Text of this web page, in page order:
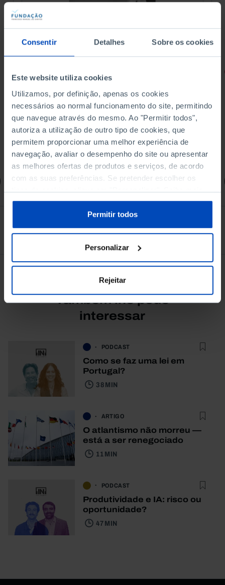
Consentir Detalhes Sobre os cookies
Este website utiliza cookies
Utilizamos, por definição, apenas os cookies
necessários ao normal funcionamento do site, permitindo
que navegue através do mesmo. Ao "Permitir todos",
autoriza a utilização de outro tipo de cookies, que
permitem proporcionar uma melhor experiência de
navegação, avaliar o desempenho do site ou apresentar
as melhores ofertas de produtos e serviços, de acordo
com as suas preferências. Se pretender escolher os
tipos de cookies, clique em "Personalizar". Saiba mais
sobre cookies através da gestão de preferências ou da
Política de Cookies.
Permitir todos
Personalizar
Rejeitar
Promessas do Futebol
4,50 € 5,00 € -10%
Comprar
Ver todos
Também lhe pode
interessar
PODCAST
Como se faz uma lei em
Portugal?
38 MIN
ARTIGO
O atlantismo não morreu —
está a ser renegociado
11 MIN
PODCAST
Produtividade e IA: risco ou
oportunidade?
47 MIN